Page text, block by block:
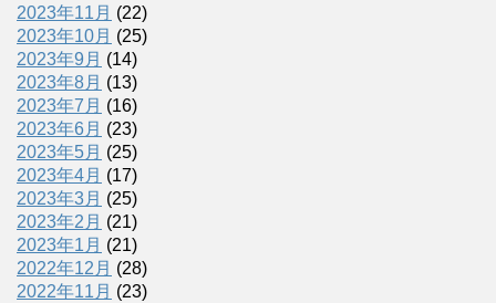
2023年11月 (22)
2023年10月 (25)
2023年9月 (14)
2023年8月 (13)
2023年7月 (16)
2023年6月 (23)
2023年5月 (25)
2023年4月 (17)
2023年3月 (25)
2023年2月 (21)
2023年1月 (21)
2022年12月 (28)
2022年11月 (23)